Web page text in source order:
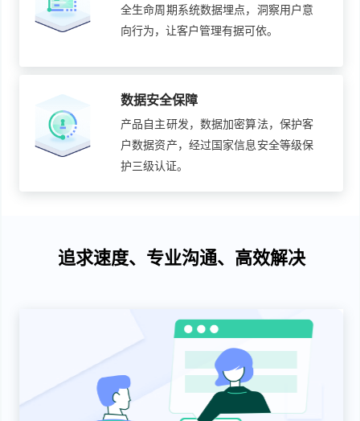
全生命周期系统数据埋点，洞察用户意
向行为，让客户管理有据可依。
数据安全保障
产品自主研发，数据加密算法，保护客
户数据资产，经过国家信息安全等级保
护三级认证。
追求速度、专业沟通、高效解决